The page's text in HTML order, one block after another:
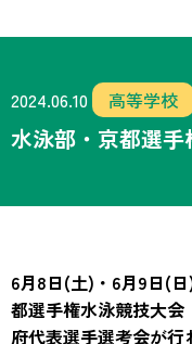
卒業生メッセ
2024.06.10 高等学校
水泳部・京都選
6月8日(土)・6月9日(
都選手権水泳競技大
府代表選手選考会が行